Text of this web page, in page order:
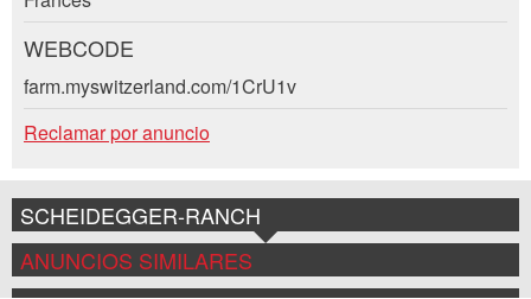
Nachricht
* Entrada obligatoria
WEBCODE
farm.myswitzerland.com/1CrU1v
Reclamar por anuncio
SCHEIDEGGER-RANCH
ANUNCIOS SIMILARES